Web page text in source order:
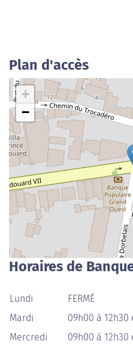
Plan d'accès
+
−
Horaires de
Lundi
FERMÉ
Mardi
09h00 à 12h30
Mercredi
09h00 à 12h30